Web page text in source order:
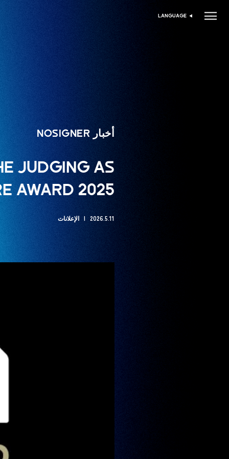
اختر اللغة
LANGUAGE
أخبار NOSIGNER
JUDGING AS
AWARD 2025.
2026.5.11 الإعلانات